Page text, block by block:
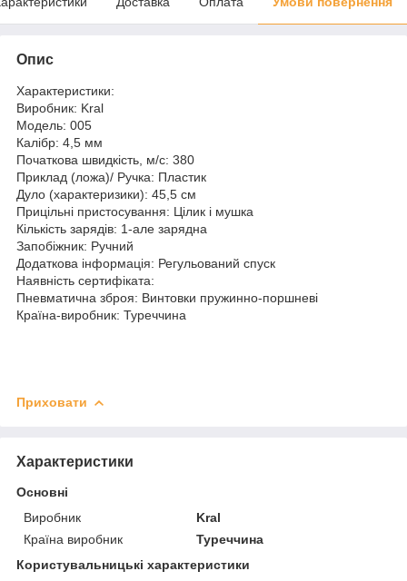
Опис
Характеристики:
Виробник: Kral
Модель: 005
Калібр: 4,5 мм
Початкова швидкість, м/с: 380
Приклад (ложа)/ Ручка: Пластик
Дуло (характеризики): 45,5 см
Прицільні пристосування: Цілик і мушка
Кількість зарядів: 1-але зарядна
Запобіжник: Ручний
Додаткова інформація: Регульований спуск
Наявність сертифіката:
Пневматична зброя: Винтовки пружинно-поршневі
Країна-виробник: Туреччина
Приховати
Характеристики
Основні
Виробник
Kral
Країна виробник
Туреччина
Користувальницькі характеристики